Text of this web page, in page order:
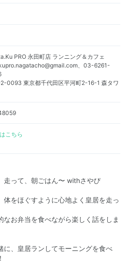
PRO 永田町店 ランニング＆カフェ
、03-6261-
0093 東京都千代田区平河町2-16-1 森タワ
こちら
走って、朝ごはん〜 withさやぴ
体をほぐすように心地よく皇居を走っ
なお弁当を食べながら楽しく話をしま
に、皇居ランしてモーニングを食べ